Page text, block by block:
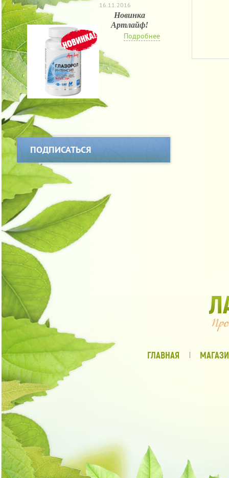
16.11.2016
Новинка
Артлайф!
Подробнее
ПОДПИСАТЬСЯ
ГЛАВНАЯ